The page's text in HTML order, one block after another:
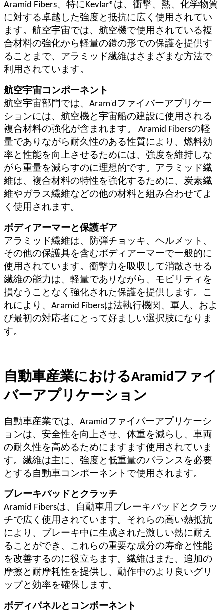
Aramid Fibers、特にKevlar®は、衝撃、熱、化学物質
に対する卓越した強度と抵抗に広く使用されてい
ます。航空宇宙では、航空機で使用されている複
合材料の強化から軽量の鎧の形での保護を提供す
ることまで、アラミッド繊維はさまざまな方法で
利用されています。
航空宇宙コンポーネント
航空宇宙部門では、Aramidファイバーアプリケー
ションには、航空機と宇宙船の建設に使用される
複合材料の強化が含まれます。 Aramid Fibersの軽
量でありながら耐久性のある性質により、燃料効
率と性能を向上させるためには、強度を維持しな
がら重量を減らすのに理想的です。アラミッド繊
維は、複合材料の特性を強化するために、炭素繊
維やガラス繊維などの他の材料と組み合わせてよ
く使用されます。
ボディアーマーと保護ギア
アラミッド繊維は、防弾チョッキ、ヘルメット、
その他の保護具を含むボディアーマーで一般的に
使用されています。衝撃力を吸収して消散させる
繊維の能力は、軽量でありながら、モビリティを
損なうことなく強化された保護を提供します。こ
れにより、Aramid Fibersは法執行機関、軍人、およ
び最初の対応者にとって好ましい選択肢になりま
す。
自動車産業におけるAramidファイ
バーアプリケーション
自動車産業では、Aramidファイバーアプリケーシ
ョンは、安全性を向上させ、体重を減らし、車両
の耐久性を高めるためにますます使用されていま
す。繊維は主に、強度と低重量のバランスを必要
とする自動車コンポーネントで使用されます。
ブレーキパッドとクラッチ
Aramid Fibersは、自動車用ブレーキパッドとクラッ
チで広く使用されています。それらの高い熱抵抗
により、ブレーキ中に生成された激しい熱に耐え
ることができ、これらの重要な成分の寿命と性能
を改善するのに役立ちます。繊維はまた、追加の
摩擦と耐摩耗性を提供し、動作中のより良いグリ
ップと効率を確保します。
ボディパネルとコンポーネント